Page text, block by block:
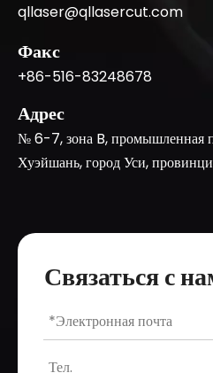
qllaser@qllasercut.com
Факс
+86-516-83248678
Адрес
№ 6-7, зона B, промышленная
Хуэйшань, город Уси,
Связаться с